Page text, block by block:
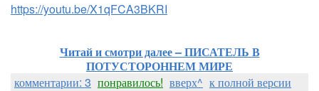
https://youtu.be/X1qFCA3BKRI
Читай и смотри далее – ПИСАТЕЛЬ В
ПОТУСТОРОННЕМ МИРЕ
комментарии: 3 понравилось! вверх^ к полной версии